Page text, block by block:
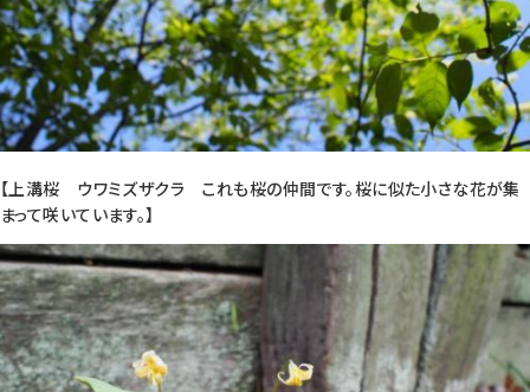
【上溝桜 ウワミズザクラ これも桜の仲間です。桜に似た小さな花が集
まって咲いています。】